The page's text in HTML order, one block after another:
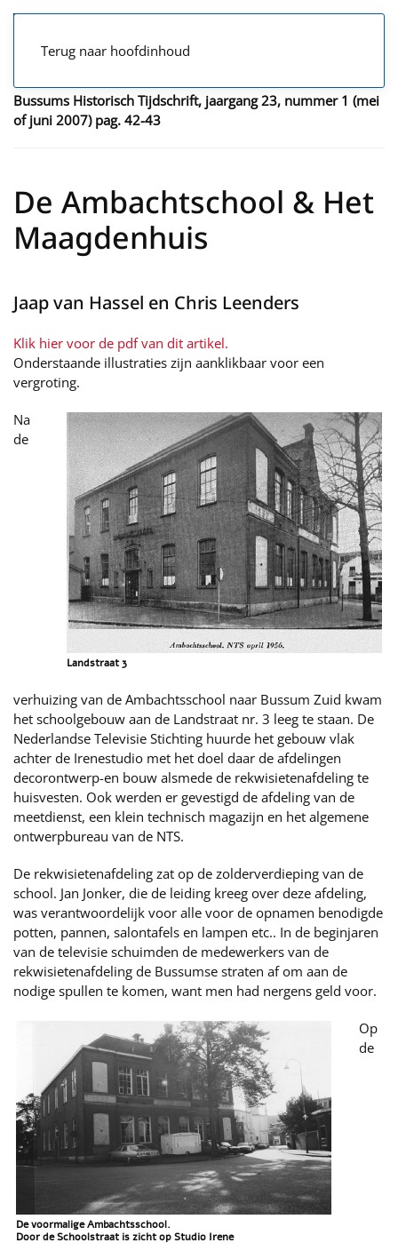
Terug naar hoofdinhoud
Bussums Historisch Tijdschrift, jaargang 23, nummer 1 (mei
of juni 2007) pag. 42-43
De Ambachtschool & Het
Maagdenhuis
Jaap van Hassel en Chris Leenders
Klik hier voor de pdf van dit artikel.
Onderstaande illustraties zijn aanklikbaar voor een
vergroting.
Landstraat 3
Na
de
verhuizing van de Ambachtsschool naar Bussum Zuid kwam
het schoolgebouw aan de Landstraat nr. 3 leeg te staan. De
Nederlandse Televisie Stichting huurde het gebouw vlak
achter de Irenestudio met het doel daar de afdelingen
decorontwerp-en bouw alsmede de rekwisietenafdeling te
huisvesten. Ook werden er gevestigd de afdeling van de
meetdienst, een klein technisch magazijn en het algemene
ontwerpbureau van de NTS.
De rekwisietenafdeling zat op de zolderverdieping van de
school. Jan Jonker, die de leiding kreeg over deze afdeling,
was verantwoordelijk voor alle voor de opnamen benodigde
potten, pannen, salontafels en lampen etc.. In de beginjaren
van de televisie schuimden de medewerkers van de
rekwisietenafdeling de Bussumse straten af om aan de
nodige spullen te komen, want men had nergens geld voor.
De voormalige Ambachtsschool.
Door de Schoolstraat is zicht op Studio Irene
Op
de